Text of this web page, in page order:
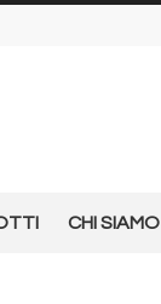
CHI SIAMO